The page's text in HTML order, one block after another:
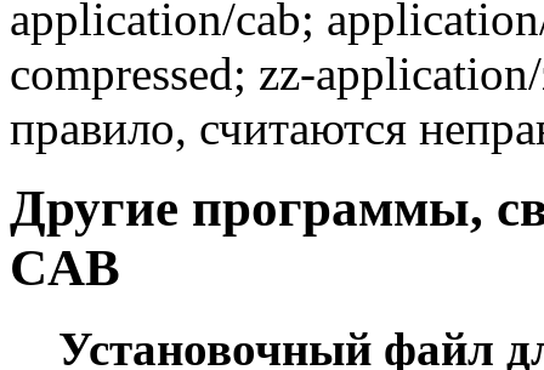
application/cab;
compressed; zz-
правило, считаются
Другие программы,
CAB
Установочный файл